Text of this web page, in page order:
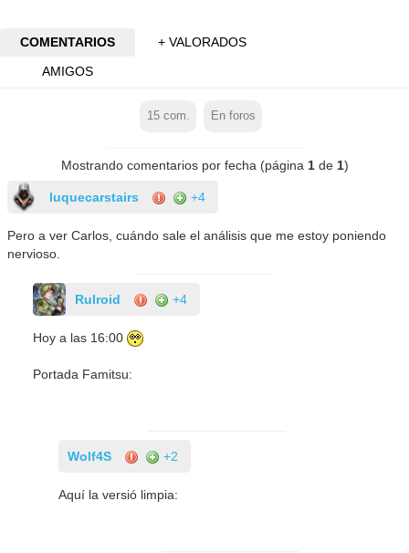
COMENTARIOS
+ VALORADOS
AMIGOS
15com. En foros
Mostrando comentarios por fecha (página 1de 1)
luquecarstairs +4
Pero a ver Carlos, cuándo sale el análisis que me estoy poniendo
nervioso.
Rulroid +4
Hoy a las 16:00
Portada Famitsu:
Wolf4S +2
Aquí la versió limpia: